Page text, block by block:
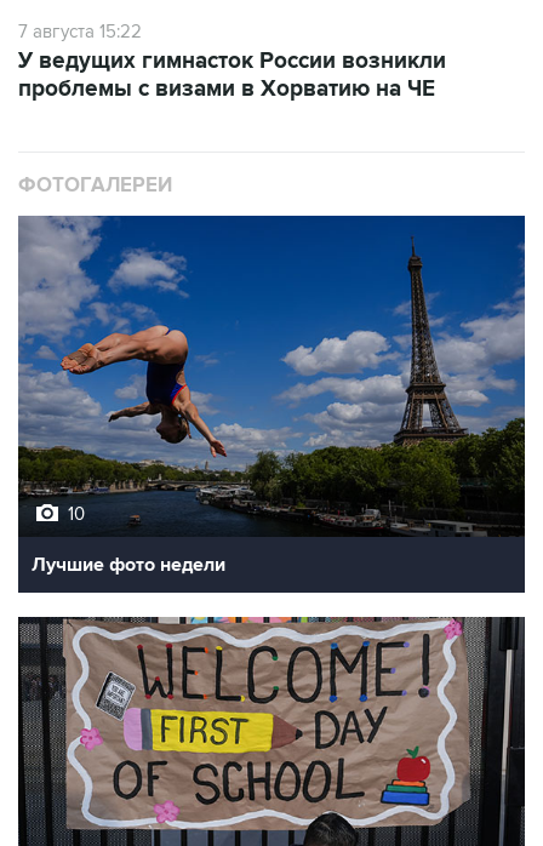
7 августа 15:22
У ведущих гимнасток России возникли
проблемы с визами в Хорватию на ЧЕ
ФОТОГАЛЕРЕИ
10
Лучшие фото недели